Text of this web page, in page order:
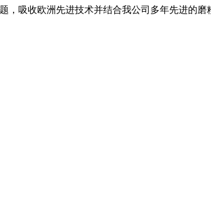
吸收欧洲先进技术并结合我公司多年先进的